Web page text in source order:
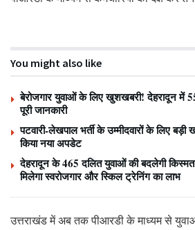
You might also like
बेरोजगार युवाओं के लिए खुशखबरी! देहरादून में
पूरी जानकारी
पटवारी-लेखपाल भर्ती के उम्मीदवारों के लिए
किया नया अपडेट
देहरादून के 465 दलित युवाओं की बदलेगी
मिलेगा स्वरोजगार और स्किल ट्रेनिंग का लाभ
उत्तराखंड में अब तक पीआरडी के माध्यम से